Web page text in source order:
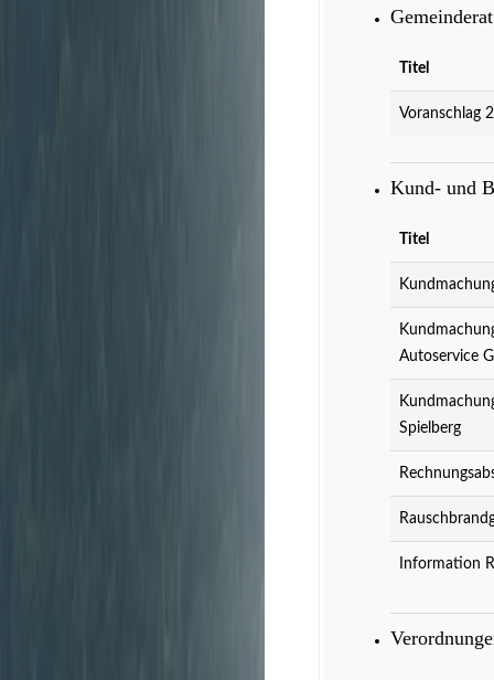
Titel
Voranschlag
Kund- und
Titel
Autoservice
Spielberg
Information